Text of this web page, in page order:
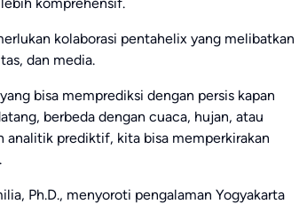
kolaborasi pentahelix yang melibatkan
dan media.
bisa memprediksi dengan persis kapan
berbeda dengan cuaca, hujan, atau
analitik prediktif, kita bisa memperkirakan
Ph.D., menyoroti pengalaman Yogyakarta